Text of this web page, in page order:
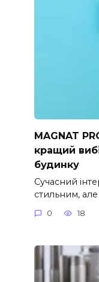
MAGNAT
кращий
будинку
Сучасний
стильним, але
0 18